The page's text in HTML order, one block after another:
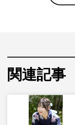
イドルグループ・
そんな彼女たちが
ョン」の表紙に登
到着した。ここで
をお届けする。
＃ババババン
関連記事